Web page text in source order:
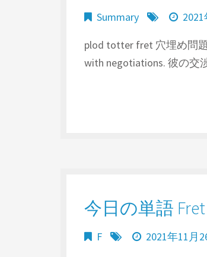
Summary
plod totter fret 穴埋め問
with negotiations. 彼の交
今日の単語 Fret
F 2021年11月